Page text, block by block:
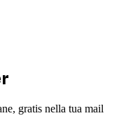
gratis nella tua mail